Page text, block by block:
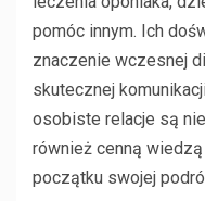
pomóc innym. Ich
znaczenie wczesnej
skutecznej
osobiste relacje są
również cenną
początku swojej